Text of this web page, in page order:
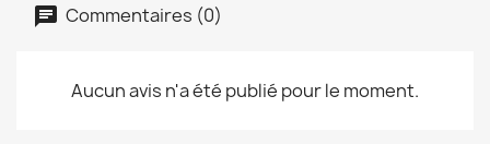
Commentaires (0)
Aucun avis n'a été publié pour le moment.